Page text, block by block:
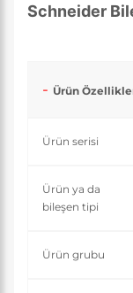
Schneider
Ürün
Ürün serisi
Ürün ya da
bileşen tipi
Ürün grubu